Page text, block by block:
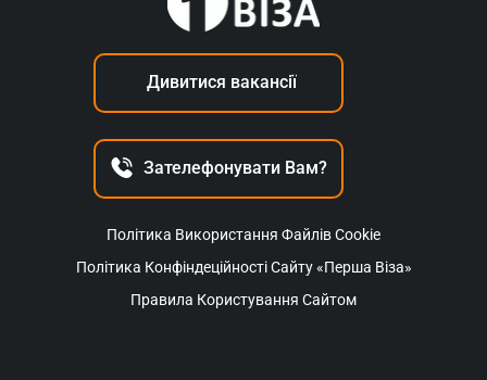
Дивитися вакансії
Зателефонувати Вам?
Політика Використання Файлів Cookie
Політика Конфіндеційності Сайту «Перша Віза»
Правила Користування Сайтом